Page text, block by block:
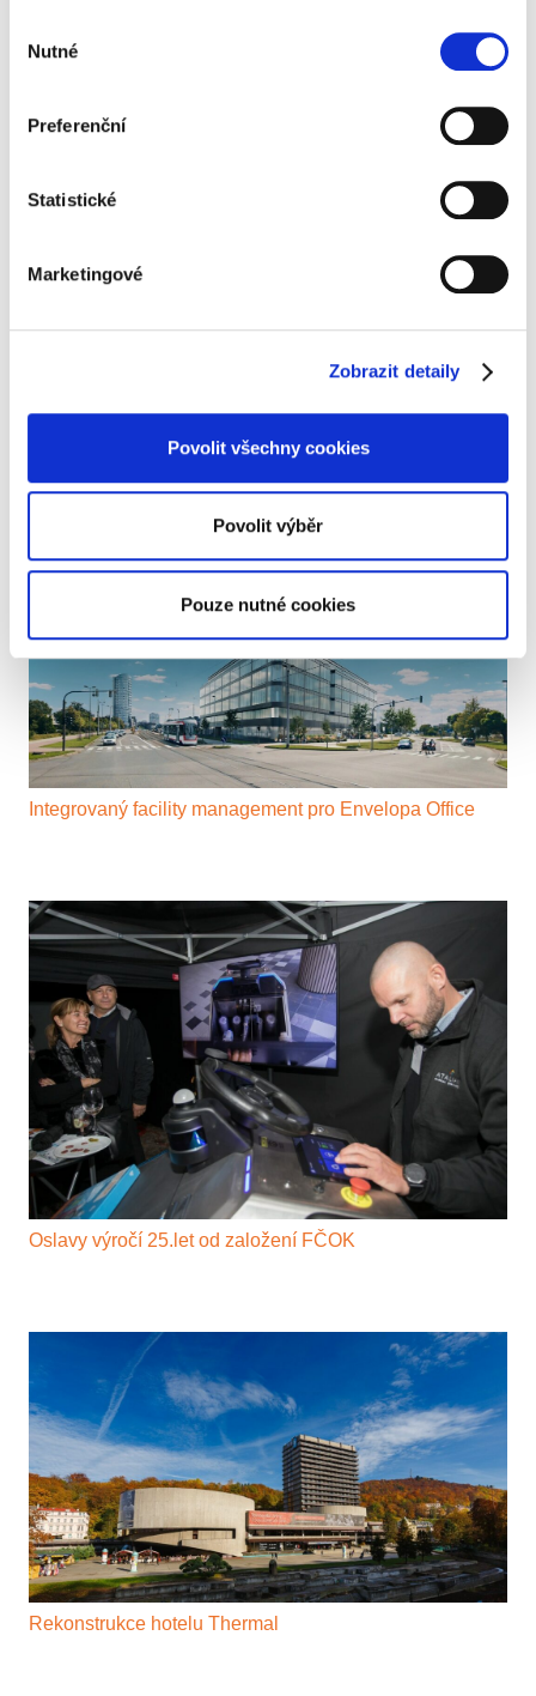
souhlasu
Nutné
Preferenční
Statistické
Marketingové
Zobrazit detaily
Povolit všechny cookies
Povolit výběr
Pouze nutné cookies
Integrovaný facility management pro Envelopa Office
Oslavy výročí 25.let od založení FČOK
Rekonstrukce hotelu Thermal